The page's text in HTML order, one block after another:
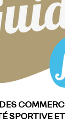
SPORTIVE